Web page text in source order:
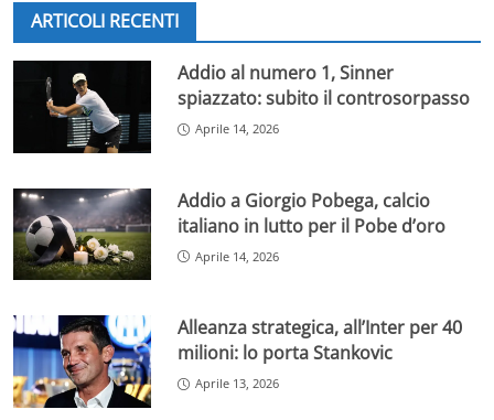
ARTICOLI RECENTI
Addio al numero 1, Sinner
spiazzato: subito il controsorpasso
Aprile 14, 2026
Addio a Giorgio Pobega, calcio
italiano in lutto per il Pobe d’oro
Aprile 14, 2026
Alleanza strategica, all’Inter per 40
milioni: lo porta Stankovic
Aprile 13, 2026